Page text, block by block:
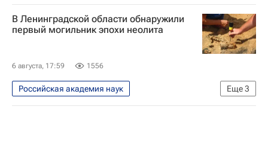
Москва
Россия
Русский (остров)
Приморский океанариум
В Ленинградской области обнаружили
первый могильник эпохи неолита
6 августа, 17:59 1556
Еще3
Российская академия наук
Ленинградская область
Наука